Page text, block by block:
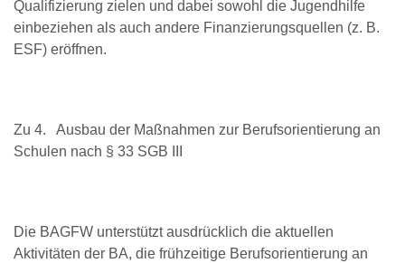
Qualifizierung zielen und dabei sowohl die Jugendhilfe
einbeziehen als auch andere Finanzierungsquellen (z. B.
ESF) eröffnen.
Zu 4. Ausbau der Maßnahmen zur Berufsorientierung an
Schulen nach § 33 SGB III
Die BAGFW unterstützt ausdrücklich die aktuellen
Aktivitäten der BA, die frühzeitige Berufsorientierung an